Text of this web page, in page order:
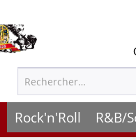
Rock'n'Roll R&B/